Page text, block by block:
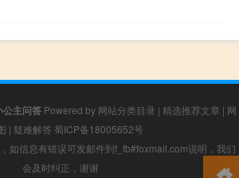
公主问答 Powered by 网站分类目录 | 精选推荐文章 | 网
| 疑难解答 蜀ICP备18005652号
如信息有错误可发邮件到f_fb#foxmail.com说明，我们
会及时纠正，谢谢